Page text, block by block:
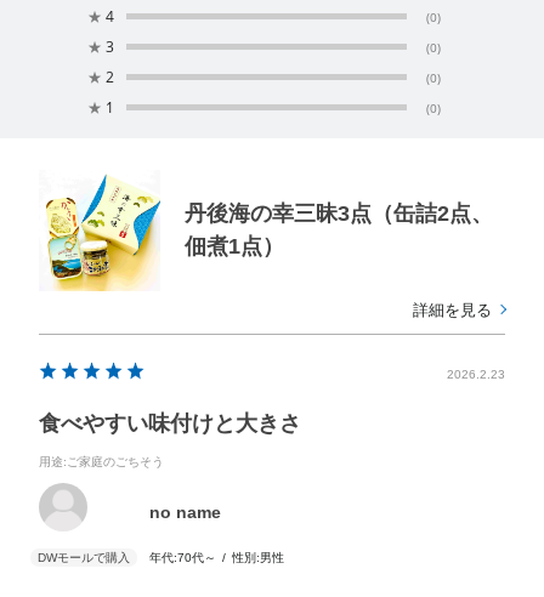
★ 4 (0)
★ 3 (0)
★ 2 (0)
★ 1 (0)
丹後海の幸三昧3点（缶詰2点、
佃煮1点）
詳細を見る
2026.2.23
食べやすい味付けと大きさ
用途:ご家庭のごちそう
no name
年代:70代～ 性別:男性